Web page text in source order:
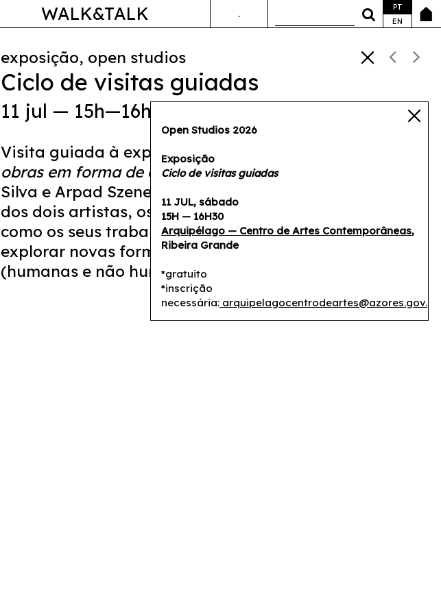
ANDA&FALA
WALK&TALK .
PT
EN
exposição, open studios
Ciclo de visitas guiadas
11 jul — 15h—16h30
Visita guiada à exposiçãoSete Retratos e outras
obras em forma de enlace,com obras de Vieira da
Silva e Arpad Szenes, na qual se exploram as obras
dos dois artistas, os contextos em que foram criadas e
como os seus trabalhos propõem um convite a
explorar novas formas de convivência entre espécies
(humanas e não humanas).
Open Studios 2026
Exposição
Ciclo de visitas guiadas
11 JUL, sábado
15H — 16H30
Arquipélago — Centro de Artes Contemporâneas,
Ribeira Grande
*gratuito
*inscrição
necessária: arquipelagocentrodeartes@azores.gov.pt